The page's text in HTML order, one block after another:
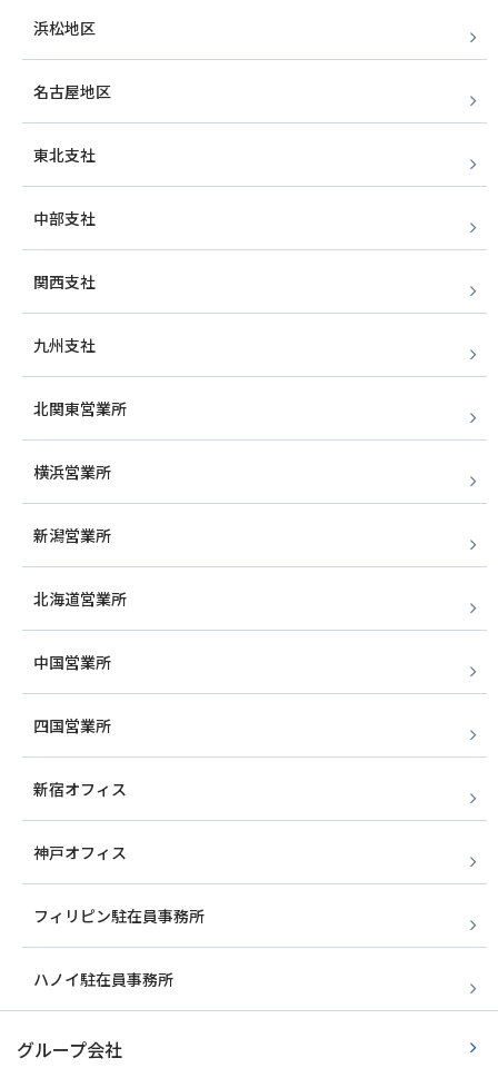
浜松地区
名古屋地区
東北支社
中部支社
関西支社
九州支社
北関東営業所
横浜営業所
新潟営業所
北海道営業所
中国営業所
四国営業所
新宿オフィス
神戸オフィス
フィリピン駐在員事務所
ハノイ駐在員事務所
グループ会社